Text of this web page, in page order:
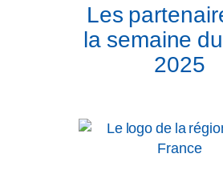
Les
la semaine
2025